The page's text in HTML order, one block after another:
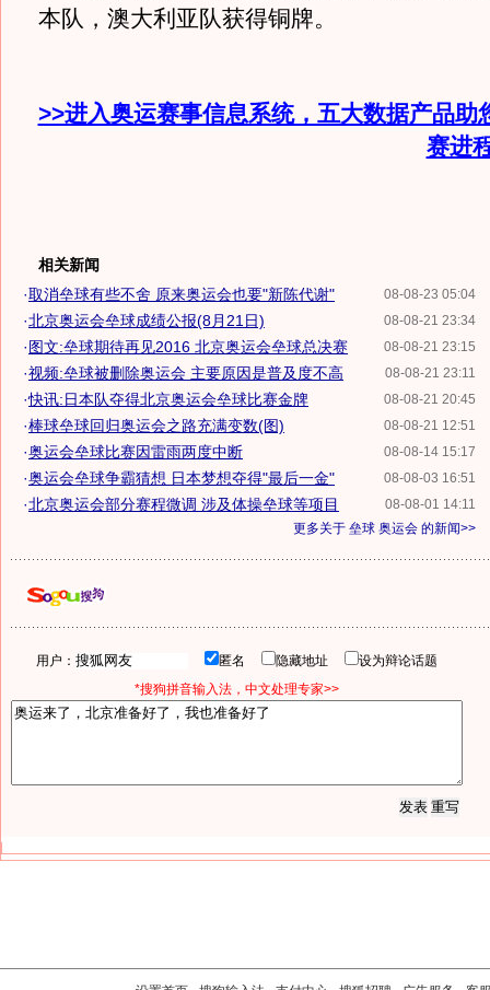
本队，澳大利亚队获得铜牌。
>>进入奥运赛事信息系统，五大数据产品助
赛进
相关新闻
08-08-23 05:04
·取消垒球有些不舍 原来奥运会也要"新陈代谢"
08-08-21 23:34
·北京奥运会垒球成绩公报(8月21日)
08-08-21 23:15
·图文:垒球期待再见2016 北京奥运会垒球总决赛
08-08-21 23:11
·视频:垒球被删除奥运会 主要原因是普及度不高
08-08-21 20:45
·快讯:日本队夺得北京奥运会垒球比赛金牌
08-08-21 12:51
·棒球垒球回归奥运会之路充满变数(图)
08-08-14 15:17
·奥运会垒球比赛因雷雨两度中断
08-08-03 16:51
·奥运会垒球争霸猜想 日本梦想夺得"最后一金"
08-08-01 14:11
·北京奥运会部分赛程微调 涉及体操垒球等项目
更多关于 垒球 奥运会 的新闻>>
用户： 匿名 隐藏地址
设为辩论话题
*搜狗拼音输入法，中文处理专家>>